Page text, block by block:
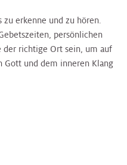
erkenne und zu hören.
persönlichen
der richtige Ort sein, um auf
Gott und dem inneren Klang